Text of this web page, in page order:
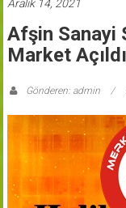
Aralık 14, 2021
Afşin Sanayi
Market
Gönderen: admin